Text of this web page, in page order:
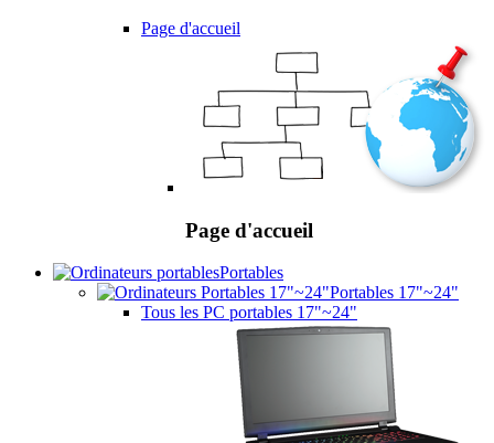
Page d'accueil
Page d'accueil
Portables
Portables 17"~24"
Tous les PC portables 17"~24"